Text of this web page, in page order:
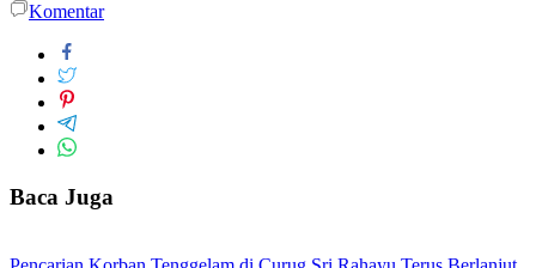
Komentar
Baca Juga